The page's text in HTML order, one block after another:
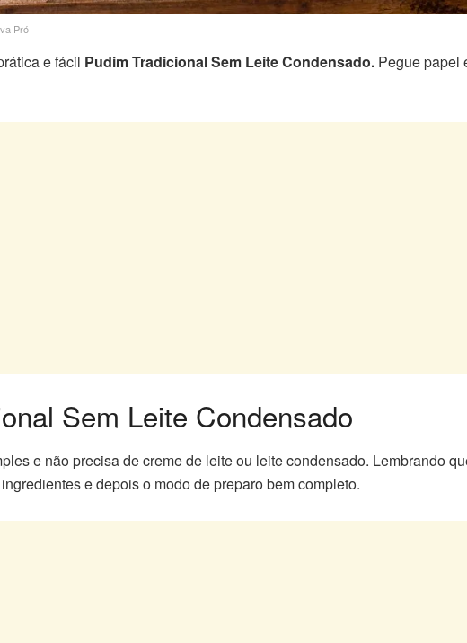
Pró
e fácil Pudim Tradicional Sem Leite Condensado. Pegue papel
Sem Leite Condensado
e não precisa de creme de leite ou leite condensado. Lembrando
e depois o modo de preparo bem completo.